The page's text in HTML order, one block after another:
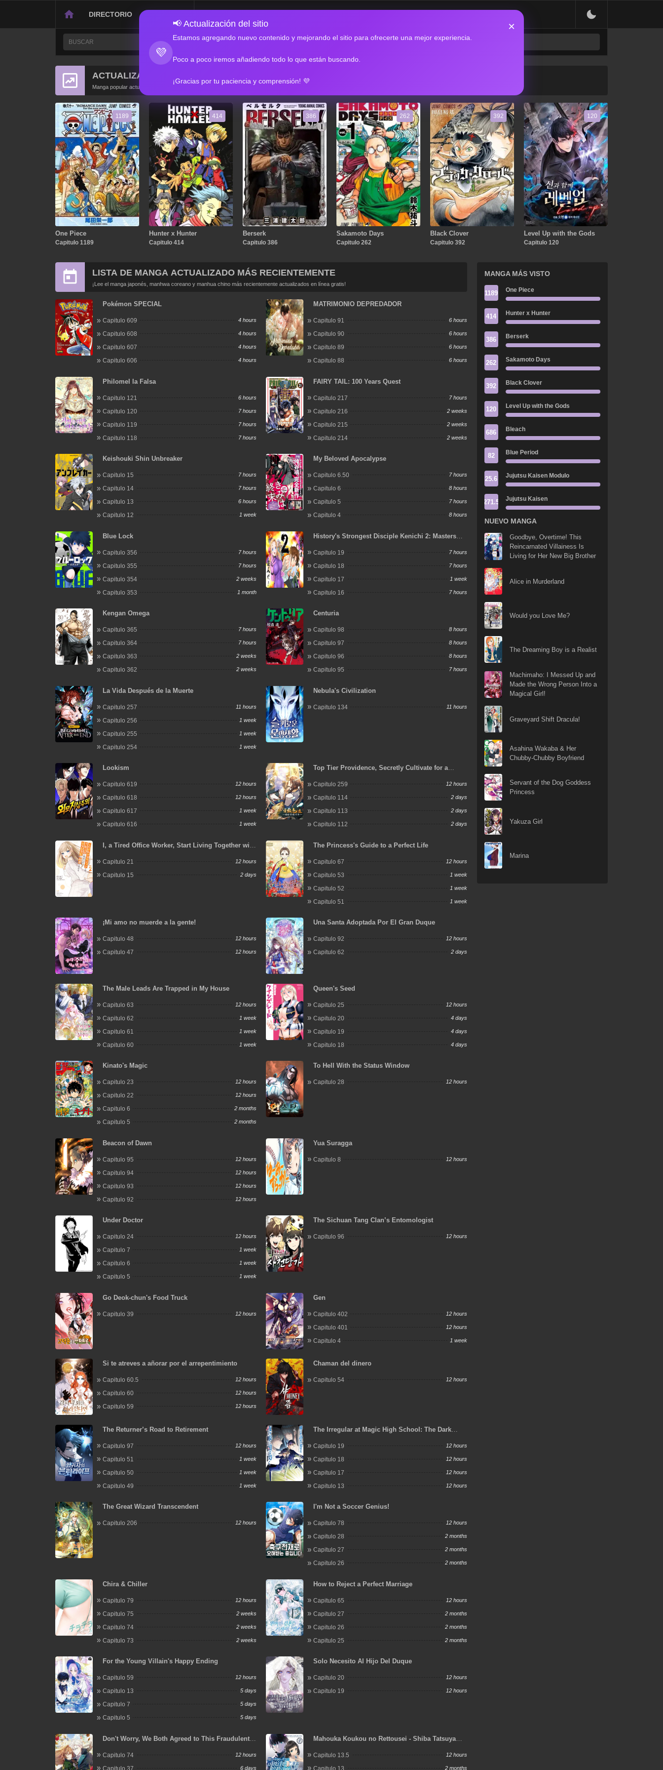
DIRECTORIO
💜
📢 Actualización del sitio
Estamos agregando nuevo contenido y mejorando el sitio para ofrecerte una mejor experiencia.
Poco a poco iremos añadiendo todo lo que están buscando.
¡Gracias por tu paciencia y comprensión! 💜
×
ACTUALIZACIONES POPULARES
Manga popular actualizado recientemente
1189
One Piece
Capitulo 1189
414
Hunter x Hunter
Capitulo 414
386
Berserk
Capitulo 386
262
Sakamoto Days
Capitulo 262
392
Black Clover
Capitulo 392
120
Level Up with the Gods
Capitulo 120
LISTA DE MANGA ACTUALIZADO MÁS RECIENTEMENTE
¡Lee el manga japonés, manhwa coreano y manhua chino más recientemente actualizados en línea gratis!
Pokémon SPECIAL
Capitulo 609 4 hours
Capitulo 608 4 hours
Capitulo 607 4 hours
Capitulo 606 4 hours
MATRIMONIO DEPREDADOR
Capitulo 91 6 hours
Capitulo 90 6 hours
Capitulo 89 6 hours
Capitulo 88 6 hours
Philomel la Falsa
Capitulo 121 6 hours
Capitulo 120 7 hours
Capitulo 119 7 hours
Capitulo 118 7 hours
FAIRY TAIL: 100 Years Quest
Capitulo 217 7 hours
Capitulo 216 2 weeks
Capitulo 215 2 weeks
Capitulo 214 2 weeks
Keishouki Shin Unbreaker
Capitulo 15 7 hours
Capitulo 14 7 hours
Capitulo 13 6 hours
Capitulo 12 1 week
My Beloved Apocalypse
Capitulo 6.50 7 hours
Capitulo 6 8 hours
Capitulo 5 7 hours
Capitulo 4 8 hours
Blue Lock
Capitulo 356 7 hours
Capitulo 355 7 hours
Capitulo 354 2 weeks
Capitulo 353 1 month
History's Strongest Disciple Kenichi 2: Masters
Capitulo 19 7 hours
Capitulo 18 7 hours
Capitulo 17 1 week
Capitulo 16 7 hours
Kengan Omega
Capitulo 365 7 hours
Capitulo 364 7 hours
Capitulo 363 2 weeks
Capitulo 362 2 weeks
Centuria
Capitulo 98 8 hours
Capitulo 97 8 hours
Capitulo 96 8 hours
Capitulo 95 7 hours
La Vida Después de la Muerte
Capitulo 257 11 hours
Capitulo 256 1 week
Capitulo 255 1 week
Capitulo 254 1 week
Nebula's Civilization
Capitulo 134 11 hours
Lookism
Capitulo 619 12 hours
Capitulo 618 12 hours
Capitulo 617 1 week
Capitulo 616 1 week
Top Tier Providence, Secretly Cultivate for a
Capitulo 259 12 hours
Capitulo 114 2 days
Capitulo 113 2 days
Capitulo 112 2 days
I, a Tired Office Worker, Start Living Together with
After 7 Years
Capitulo 21 12 hours
Capitulo 15 2 days
The Princess's Guide to a Perfect Life
Capitulo 67 12 hours
Capitulo 53 1 week
Capitulo 52 1 week
Capitulo 51 1 week
¡Mi amo no muerde a la gente!
Capitulo 48 12 hours
Capitulo 47 12 hours
Una Santa Adoptada Por El Gran Duque
Capitulo 92 12 hours
Capitulo 62 2 days
The Male Leads Are Trapped in My House
Capitulo 63 12 hours
Capitulo 62 1 week
Capitulo 61 1 week
Capitulo 60 1 week
Queen's Seed
Capitulo 25 12 hours
Capitulo 20 4 days
Capitulo 19 4 days
Capitulo 18 4 days
Kinato's Magic
Capitulo 23 12 hours
Capitulo 22 12 hours
Capitulo 6 2 months
Capitulo 5 2 months
To Hell With the Status Window
Capitulo 28 12 hours
Beacon of Dawn
Capitulo 95 12 hours
Capitulo 94 12 hours
Capitulo 93 12 hours
Capitulo 92 12 hours
Yua Suragga
Capitulo 8 12 hours
Under Doctor
Capitulo 24 12 hours
Capitulo 7 1 week
Capitulo 6 1 week
Capitulo 5 1 week
The Sichuan Tang Clan’s Entomologist
Capitulo 96 12 hours
Go Deok-chun's Food Truck
Capitulo 39 12 hours
Gen
Capitulo 402 12 hours
Capitulo 401 12 hours
Capitulo 4 1 week
Si te atreves a añorar por el arrepentimiento
Capitulo 60.5 12 hours
Capitulo 60 12 hours
Capitulo 59 12 hours
Chaman del dinero
Capitulo 54 12 hours
The Returner’s Road to Retirement
Capitulo 97 12 hours
Capitulo 51 1 week
Capitulo 50 1 week
Capitulo 49 1 week
The Irregular at Magic High School: The Dark
Capitulo 19 12 hours
Capitulo 18 12 hours
Capitulo 17 12 hours
Capitulo 13 12 hours
The Great Wizard Transcendent
Capitulo 206 12 hours
I'm Not a Soccer Genius!
Capitulo 78 12 hours
Capitulo 28 2 months
Capitulo 27 2 months
Capitulo 26 2 months
Chira & Chiller
Capitulo 79 12 hours
Capitulo 75 2 weeks
Capitulo 74 2 weeks
Capitulo 73 2 weeks
How to Reject a Perfect Marriage
Capitulo 65 12 hours
Capitulo 27 2 months
Capitulo 26 2 months
Capitulo 25 2 months
For the Young Villain's Happy Ending
Capitulo 59 12 hours
Capitulo 13 5 days
Capitulo 7 5 days
Capitulo 5 5 days
Solo Necesito Al Hijo Del Duque
Capitulo 20 12 hours
Capitulo 19 12 hours
Don't Worry, We Both Agreed to This Fraudulent
Capitulo 74 12 hours
Capitulo 37 6 days
Mahouka Koukou no Rettousei - Shiba Tatsuya
Capitulo 13.5 12 hours
Capitulo 13 2 months
MANGA MÁS VISTO
1189 One Piece
414 Hunter x Hunter
386 Berserk
262 Sakamoto Days
392 Black Clover
120 Level Up with the Gods
686 Bleach
82 Blue Period
25.6 Jujutsu Kaisen Modulo
271.5 Jujutsu Kaisen
NUEVO MANGA
Goodbye, Overtime! This
Reincarnated Villainess Is
Living for Her New Big Brother
Alice in Murderland
Would you Love Me?
The Dreaming Boy is a Realist
Machimaho: I Messed Up and
Made the Wrong Person Into a
Magical Girl!
Graveyard Shift Dracula!
Asahina Wakaba & Her
Chubby-Chubby Boyfriend
Servant of the Dog Goddess
Princess
Yakuza Girl
Marina